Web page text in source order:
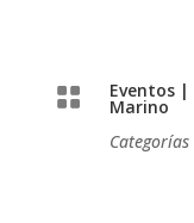
 Eventos|
Marino
Categorías